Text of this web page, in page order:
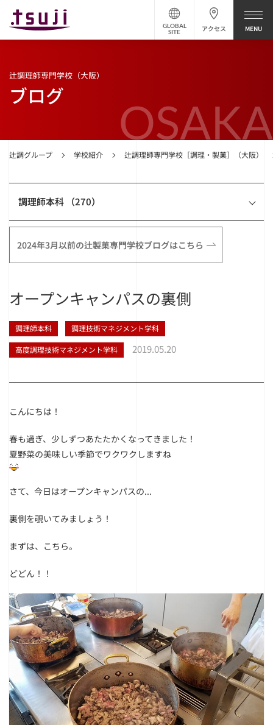
アクセス
GLOBAL
SITE
OSAKA
辻調グループ 学校紹介 辻調理師専門学校［調理・製菓］（大阪）
辻調理師専門学校（大阪）
ブログ
調理師本科 （270）
2024年3月以前の辻製菓専門学校ブログはこちら
オープンキャンパスの裏側
調理師本科 調理技術マネジメント学科
高度調理技術マネジメント学科 2019.05.20
こんにちは！
春も過ぎ、少しずつあたたかくなってきました！
夏野菜の美味しい季節でワクワクしますね
さて、今日はオープンキャンパスの...
裏側を覗いてみましょう！
まずは、こちら。
どどん！！